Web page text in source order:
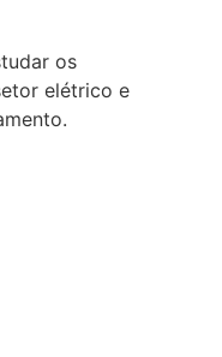
os
elétrico e